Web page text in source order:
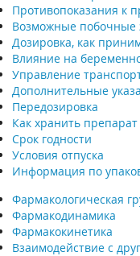
Противопоказания к
Возможные побочные
Дозировка, как
Влияние на
Управление
Дополнительные
Передозировка
Как хранить препарат
Срок годности
Условия отпуска
Информация по
Фармакологическая
Фармакодинамика
Фармакокинетика
Взаимодействие с